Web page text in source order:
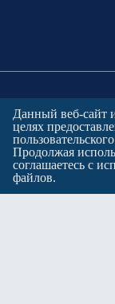
©
При
Данный веб-сайт
целях
Продолжая
соглашаетесь с
файлов.